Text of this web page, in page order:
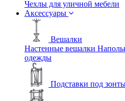
Чехлы для уличной мебели
Аксессуары
Вешалки
Настенные вешалки
одежды
Подставки под